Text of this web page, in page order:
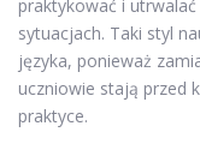
praktykować i
sytuacjach. Taki styl
języka, ponieważ
uczniowie stają przed
praktyce.